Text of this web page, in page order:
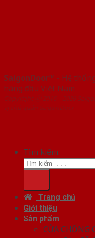
SaigonDoor™ - Hệ
hàng đầu Việt Nam
Copyright ⓒ 2016 – 2026
vị chủ quản SaigonDoor
Tìm kiếm:
Trang chủ
Giới thiệu
Sản phẩm
CỬA CHỐNG